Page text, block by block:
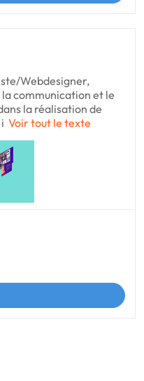
Webdesigner,
communication et le
la réalisation de
Voir tout le texte